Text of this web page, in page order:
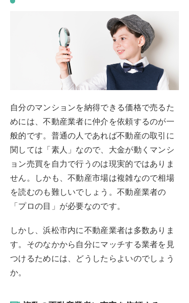
自分のマンションを納得できる価格で売るた
めには、不動産業者に仲介を依頼するのが一
般的です。普通の人であれば不動産の取引に
関しては「素人」なので、大金が動くマンシ
ョン売買を自力で行うのは現実的ではありま
せん。しかも、不動産市場は複雑なので相場
を読むのも難しいでしょう。不動産業者の
「プロの目」が必要なのです。
しかし、浜松市内に不動産業者は多数ありま
す。そのなかから自分にマッチする業者を見
つけるためには、どうしたらよいのでしょう
か。